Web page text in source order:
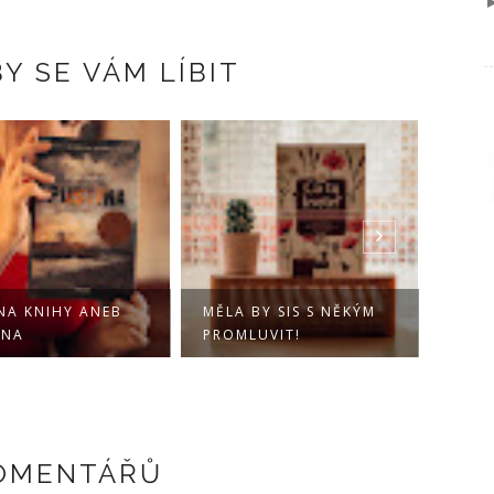
SE VÁM LÍBIT
KNIHY ANEB
MĚLA BY SIS S NĚKÝM
PROMLUVIT!
JEJÍ